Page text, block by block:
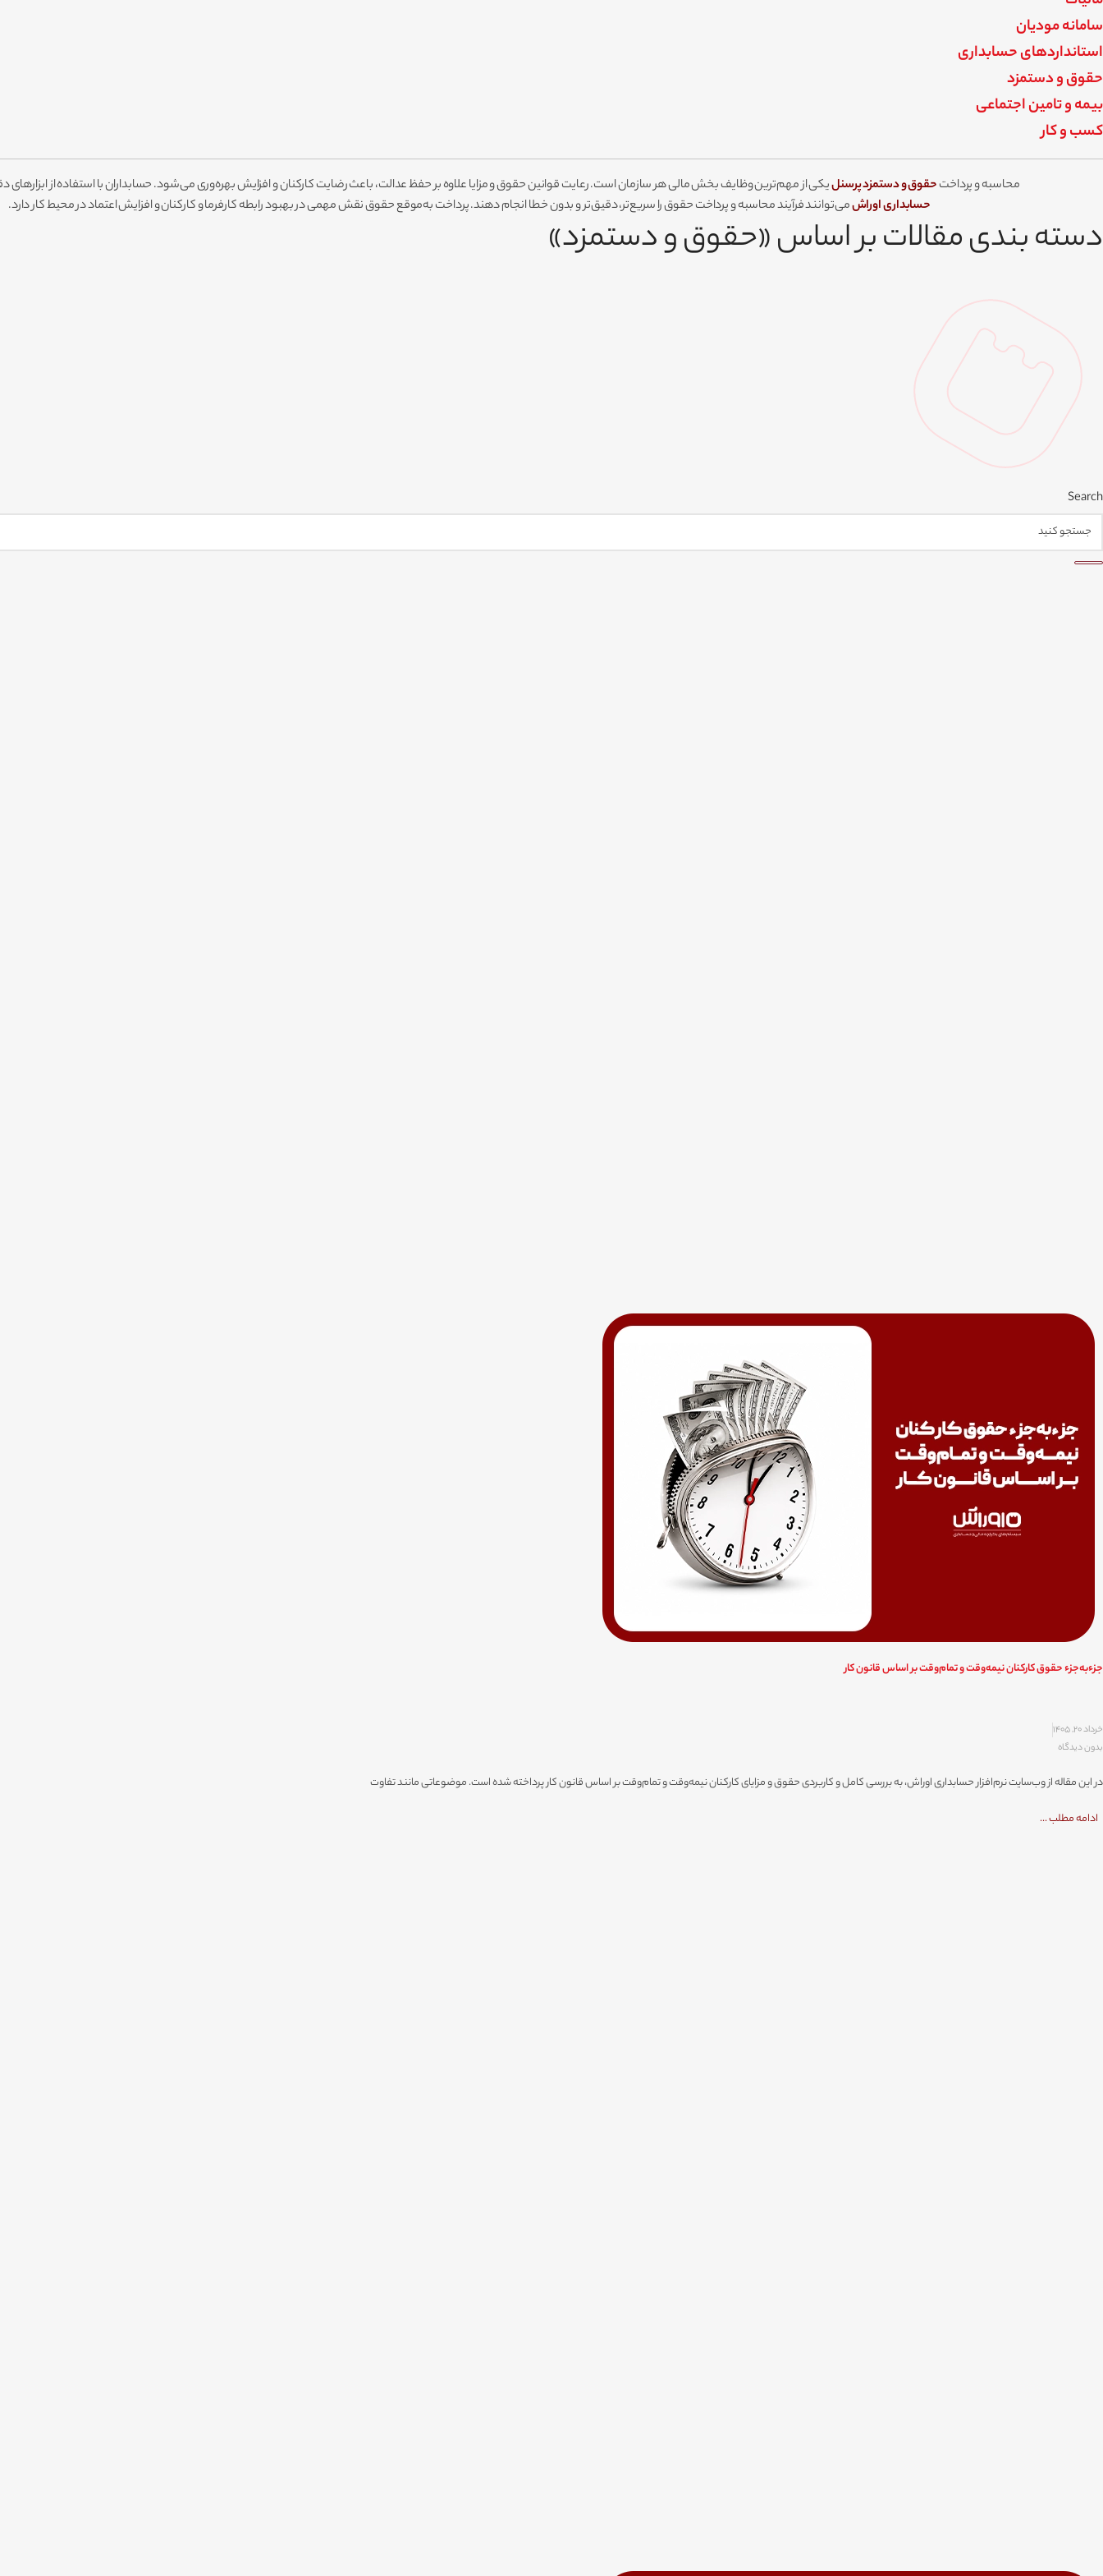
سامانه مودیان
استانداردهای حسابداری
حقوق و دستمزد
بیمه و تامین اجتماعی
کسب و کار
محاسبه و پرداختحقوق و دستمزد پرسنلیکی از مهم‌ترین وظایف بخش مالی هر سازمان است. رعایت قوانین حقوق و مزایا علاوه بر حفظ عدالت، باعث رضایت کارکنان و افزایش بهره‌وری می‌شود. حسابداران با استفاده از ابزارهای
حسابداری اوراشمی‌توانند فرآیند محاسبه و پرداخت حقوق را سریع‌تر، دقیق‌تر و بدون خطا انجام دهند. پرداخت به‌موقع حقوق نقش مهمی در بهبود رابطه کارفرما و کارکنان و افزایش اعتماد در محیط کار دارد.
دسته بندی مقالات بر اساس «حقوق و دستمزد»
Search
جزءبه‌جزء حقوق کارکنان نیمه‌وقت و تمام‌وقت بر اساس قانون کار
خرداد 20, 1405
بدون دیدگاه
در این مقاله از وب‌سایت نرم‌افزار حسابداری اوراش، به بررسی کامل و کاربردی حقوق و مزایای کارکنان نیمه‌وقت و تمام‌وقت بر اساس قانون کار پرداخته شده است. موضوعاتی مانند تفاوت
ادامه مطلب ...